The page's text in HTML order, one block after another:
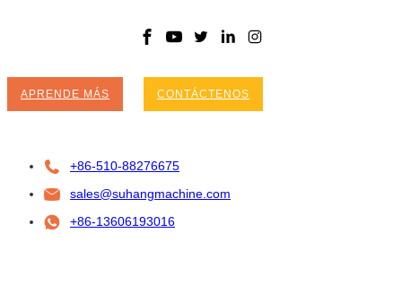
APRENDE MÁS CONTÁCTENOS
+86-510-88276675
sales@suhangmachine.com
+86-13606193016